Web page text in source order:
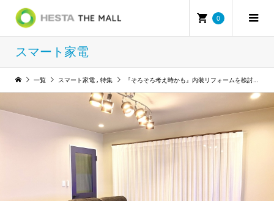
0
スマート家電
一覧 スマート家電 , 特集 『そろそろ考え時かも』内装リフォームを検討する最適なタイミングの見分け方とは!?